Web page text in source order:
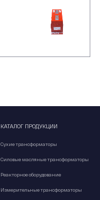
КАТАЛОГ ПРОДУКЦИИ
Сухие трансформаторы
Силовые масляные трансформаторы
Реакторное оборудование
Измерительные трансформаторы